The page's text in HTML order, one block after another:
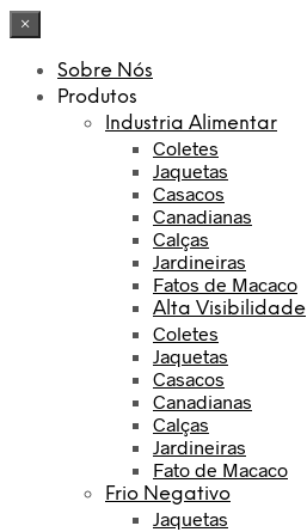
×
Sobre Nós
Produtos
Industria Alimentar
Coletes
Jaquetas
Casacos
Canadianas
Calças
Jardineiras
Fatos de Macaco
Alta Visibilidade
Coletes
Jaquetas
Casacos
Canadianas
Calças
Jardineiras
Fato de Macaco
Frio Negativo
Jaquetas